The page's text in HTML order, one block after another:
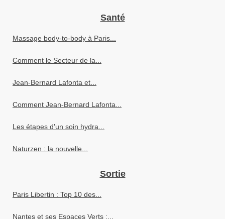
Santé
Massage body-to-body à Paris...
Comment le Secteur de la...
Jean-Bernard Lafonta et...
Comment Jean-Bernard Lafonta...
Les étapes d'un soin hydra...
Naturzen : la nouvelle...
Sortie
Paris Libertin : Top 10 des...
Nantes et ses Espaces Verts :...